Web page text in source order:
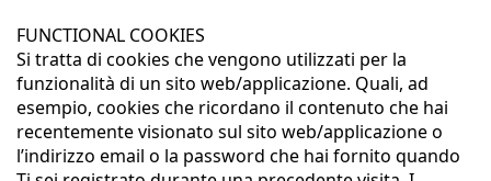
FUNCTIONAL COOKIES
Si tratta di cookies che vengono utilizzati per la
funzionalità di un sito web/applicazione. Quali, ad
esempio, cookies che ricordano il contenuto che hai
recentemente visionato sul sito web/applicazione o
l’indirizzo email o la password che hai fornito quando